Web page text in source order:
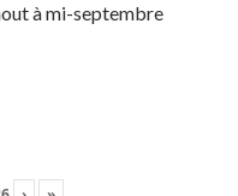
à mi-septembre